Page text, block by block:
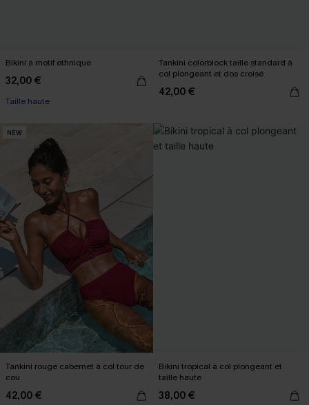
Bikini à motif ethnique
32,00 €
Taille haute
Tankini colorblock taille standard à
col plongeant et dos croisé
42,00 €
NEW
Tankini rouge cabernet à col tour de
cou
42,00 €
Bikini tropical à col plongeant et
taille haute
38,00 €